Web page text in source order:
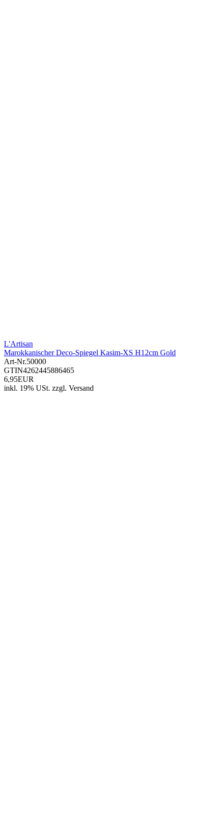
L'Artisan
Marokkanischer Deco-Spiegel Kasim-XS H12cm Gold
Art-Nr.50000
GTIN4262445886465
6,95EUR
inkl. 19% USt. zzgl. Versand